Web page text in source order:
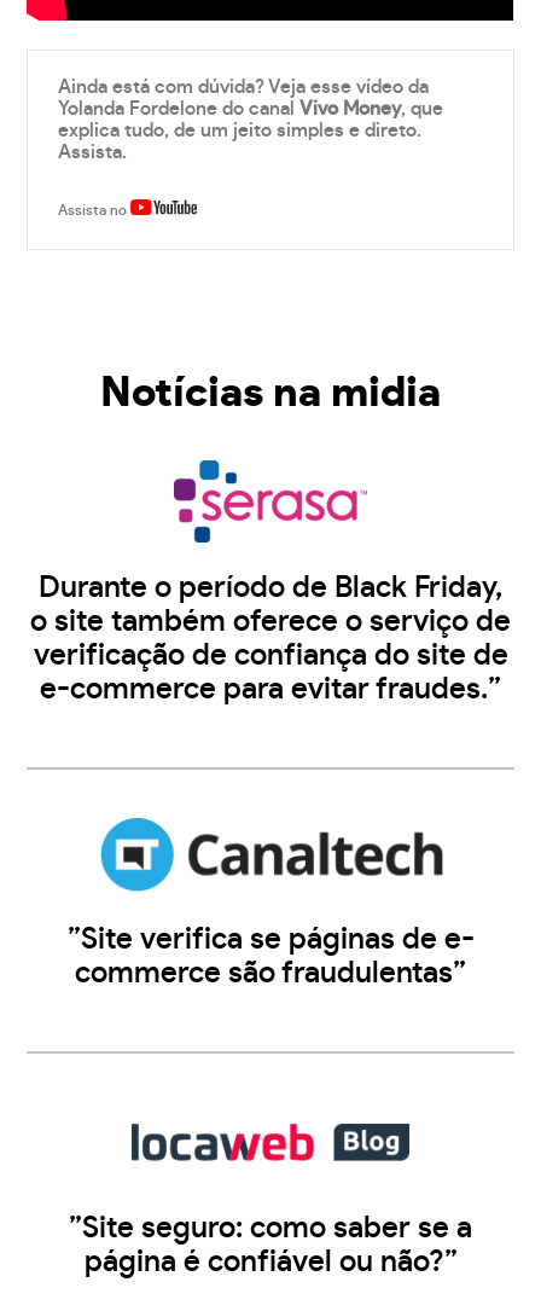
Ainda está com dúvida? Veja esse vídeo da
Yolanda Fordelone do canalVivo Money, que
explica tudo, de um jeito simples e direto.
Assista.
Assista no
Notícias na midia
Durante o período de Black Friday,
o site também oferece o serviço de
verificação de confiança do site de
e-commerce para evitar fraudes.”
”Site verifica se páginas de e-
commerce são fraudulentas”
”Site seguro: como saber se a
página é confiável ou não?”